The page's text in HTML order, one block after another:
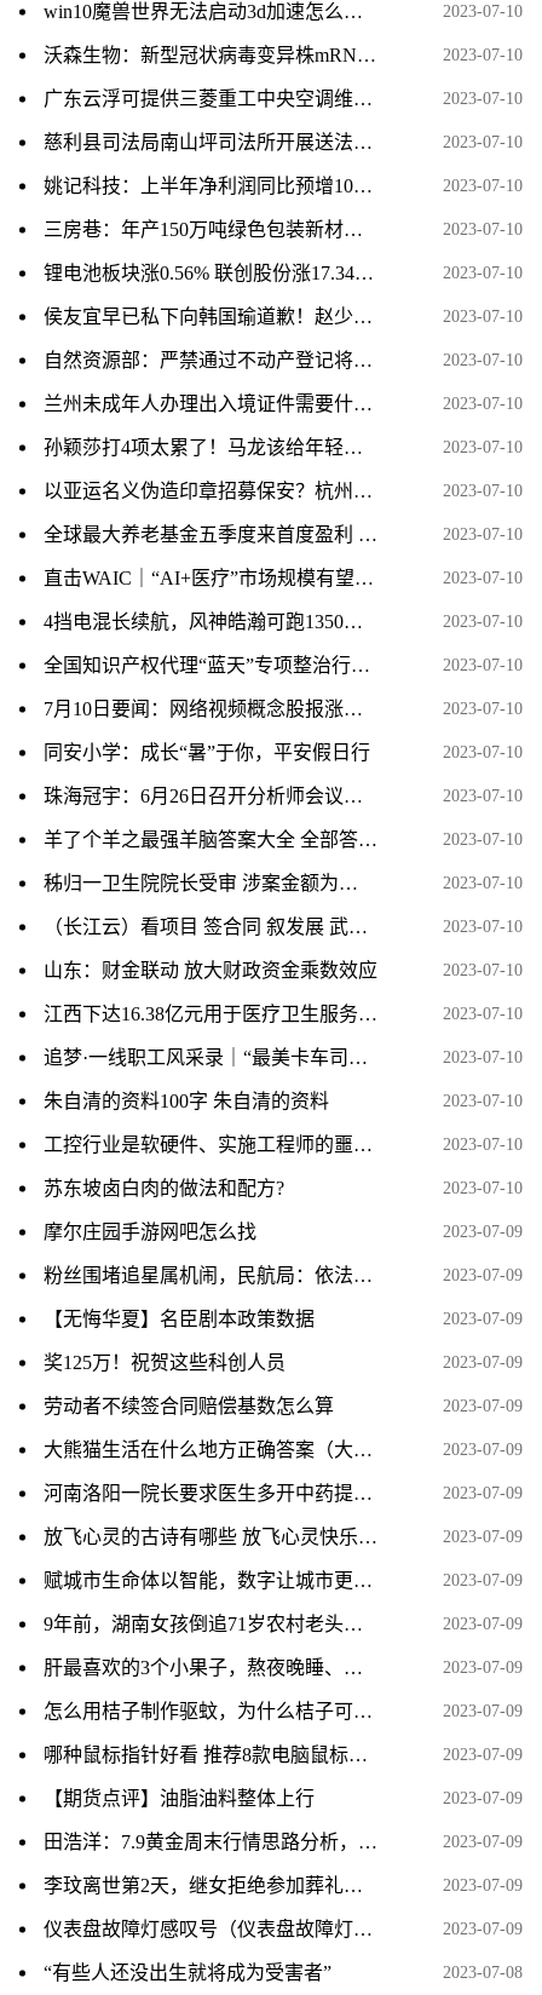
win10魔兽世界无法启动3d加速怎么解决（魔兽世界无法启动3d加速如何解决） 2023-07-10
沃森生物：新型冠状病毒变异株mRNA疫苗III期保护效力临床试验获得期中分析临床研究报告 2023-07-10
广东云浮可提供三菱重工中央空调维修服务地址在哪 2023-07-10
慈利县司法局南山坪司法所开展送法下乡活动 2023-07-10
姚记科技：上半年净利润同比预增109%-119% 2023-07-10
三房巷：年产150万吨绿色包装新材料项目投产试运行 2023-07-10
锂电池板块涨0.56% 联创股份涨17.34%居首 2023-07-10
侯友宜早已私下向韩国瑜道歉！赵少康曝黄复兴党部两人互动细节 2023-07-10
自然资源部：严禁通过不动产登记将违法用地合法化 2023-07-10
兰州未成年人办理出入境证件需要什么手续？ 2023-07-10
孙颖莎打4项太累了！马龙该给年轻人让位，刘国梁又不锻炼新人 2023-07-10
以亚运名义伪造印章招募保安？杭州上城警方：犯罪嫌疑人已被刑拘 2023-07-10
全球最大养老基金五季度来首度盈利 Q1增持苹果、英伟达、特斯拉 2023-07-10
直击WAIC｜“AI+医疗”市场规模有望突破300亿，如何推动创新成果从“实验室”走进“应用场”？ 2023-07-10
4挡电混长续航，风神皓瀚可跑1350公里 2023-07-10
全国知识产权代理“蓝天”专项整治行动现场推进活动在广州举办 2023-07-10
7月10日要闻：网络视频概念股报涨，华谊兄弟涨近5% 2023-07-10
同安小学：成长“暑”于你，平安假日行 2023-07-10
珠海冠宇：6月26日召开分析师会议，银华基金参与 2023-07-10
羊了个羊之最强羊脑答案大全 全部答题题库答案汇总[多图] 2023-07-10
秭归一卫生院院长受审 涉案金额为… 2023-07-10
（长江云）看项目 签合同 叙发展 武汉市咸安商会回乡考察 2023-07-10
山东：财金联动 放大财政资金乘数效应 2023-07-10
江西下达16.38亿元用于医疗卫生服务体系建设 2023-07-10
追梦·一线职工风采录｜“最美卡车司机”的暖心事 2023-07-10
朱自清的资料100字 朱自清的资料 2023-07-10
工控行业是软硬件、实施工程师的噩梦？了解后您就知道为什么了！ 2023-07-10
苏东坡卤白肉的做法和配方? 2023-07-10
摩尔庄园手游网吧怎么找 2023-07-09
粉丝围堵追星属机闹，民航局：依法从严从快从重打击机闹 2023-07-09
【无悔华夏】名臣剧本政策数据 2023-07-09
奖125万！祝贺这些科创人员 2023-07-09
劳动者不续签合同赔偿基数怎么算 2023-07-09
大熊猫生活在什么地方正确答案（大熊猫生活在什么地方） 2023-07-09
河南洛阳一院长要求医生多开中药提升收入 已被停职调查 2023-07-09
放飞心灵的古诗有哪些 放飞心灵快乐成长有关的诗句 2023-07-09
赋城市生命体以智能，数字让城市更美好 2023-07-09
9年前，湖南女孩倒追71岁农村老头，结婚后生下一子，现状如何？ 2023-07-09
肝最喜欢的3个小果子，熬夜晚睡、用眼多、操心的人尤其需要 2023-07-09
怎么用桔子制作驱蚊，为什么桔子可以驱蚊 2023-07-09
哪种鼠标指针好看 推荐8款电脑鼠标指针 2023-07-09
【期货点评】油脂油料整体上行 2023-07-09
田浩洋：7.9黄金周末行情思路分析，持仓的朋友看过来 2023-07-09
李玟离世第2天，继女拒绝参加葬礼，被骂到连夜注销账号！ 2023-07-09
仪表盘故障灯感叹号（仪表盘故障灯感叹号是什么意思？） 2023-07-09
“有些人还没出生就将成为受害者” 2023-07-08